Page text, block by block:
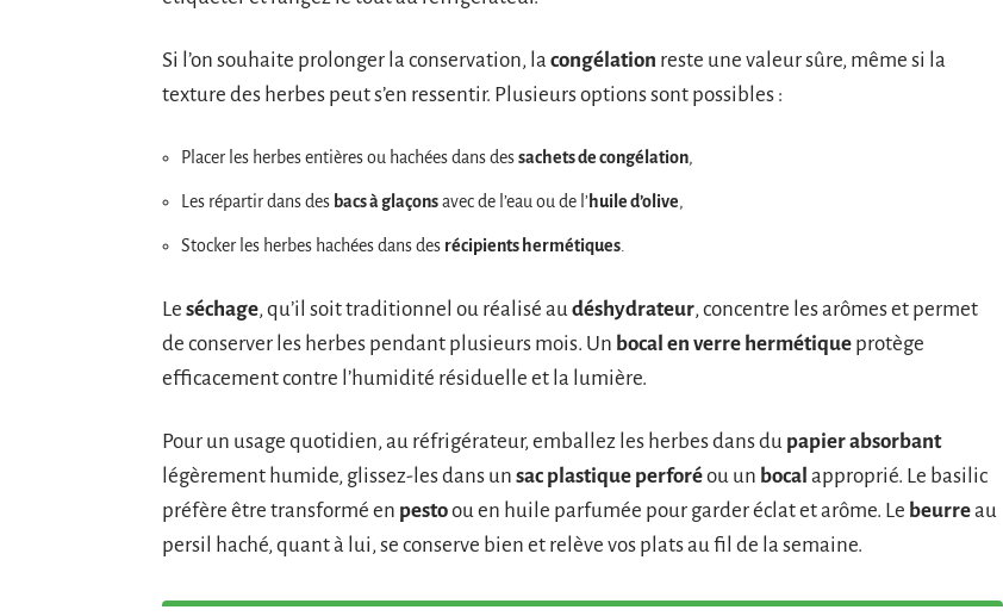
Si l’on souhaite prolonger la conservation, la congélation reste une valeur sûre, même si la
texture des herbes peut s’en ressentir. Plusieurs options sont possibles :
Placer les herbes entières ou hachées dans dessachets de congélation,
Les répartir dans des bacs à glaçonsavec de l’eau ou de l’ huile d’olive,
Stocker les herbes hachées dans des récipients hermétiques
Le séchage, qu’il soit traditionnel ou réalisé audéshydrateur, concentre les arômes et permet
de conserver les herbes pendant plusieurs mois. Un bocal en verre hermétique protège
efficacement contre l’humidité résiduelle et la lumière.
Pour un usage quotidien, au réfrigérateur, emballez les herbes dans du papier absorbant
légèrement humide, glissez-les dans un sac plastique perforéou un bocal approprié. Le basilic
préfère être transformé en pestoou en huile parfumée pour garder éclat et arôme. Le beurreau
persil haché, quant à lui, se conserve bien et relève vos plats au fil de la semaine.